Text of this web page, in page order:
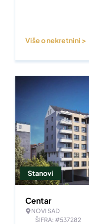
Više o nekretnini >
Stanovi
Centar
NOVI SAD
ŠIFRA: #537282